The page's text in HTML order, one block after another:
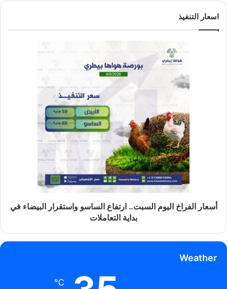
اسعار التنفيذ
أسعار الفراخ اليوم السبت.. ارتفاع الساسو واستقرار البيضاء في
بداية التعاملات
Weather
℃